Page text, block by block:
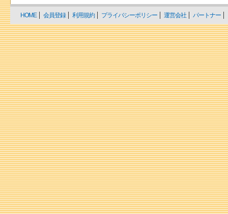
HOME 会員登録 利用規約 プライバシーポリシー 運営会社 パートナー